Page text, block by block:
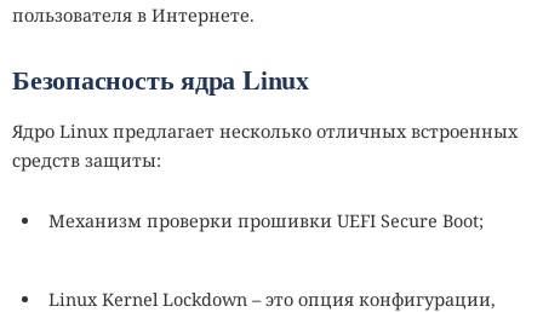
пользователя в Интернете.
Безопасность ядра Linux
Ядро Linux предлагает несколько отличных встроенных
средств защиты:
Механизм проверки прошивки UEFI Secure Boot;
Linux Kernel Lockdown –это опция конфигурации,